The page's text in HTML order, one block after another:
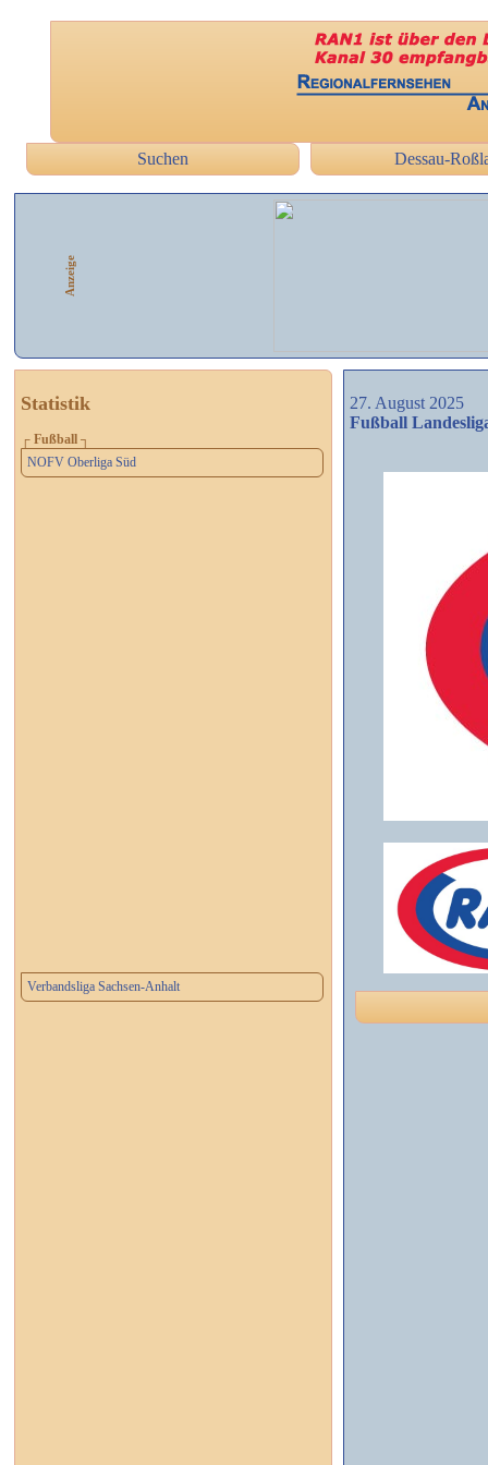
Suchen Dessau-
Statistik
┌ Fußball ┐
NOFV Oberliga Süd
Verbandsliga Sachsen-Anhalt
27. August 2025
Fußball
Anzeige